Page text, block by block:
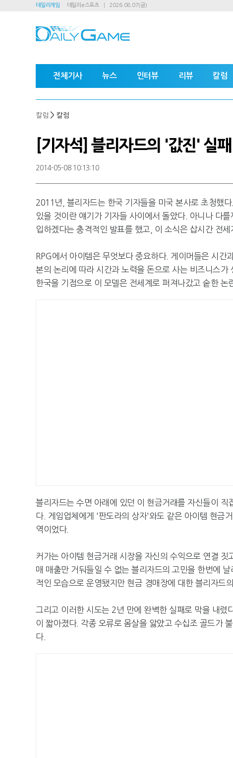
데일리게임 데일리e스포츠 2026.08.07(금)
전체기사 뉴스 인터뷰 리뷰 칼럼
칼럼 > 칼럼
[기자석] 블리자드의 '값진' 실패
2014-05-08 10:13:10
2011년, 블리자드는 한국 기자들을 미국 본사로 초청했
있을 것이란 얘기가 기자들 사이에서 돌았다. 아니나 다
입하겠다는 충격적인 발표를 했고, 이 소식은 삽시간 전
RPG에서 아이템은 무엇보다 중요하다. 게이머들은 시
본의 논리에 따라 시간과 노력을 돈으로 사는 비즈니스
한국을 기점으로 이 모델은 전세계로 퍼져나갔고 숱한 논
블리자드는 수면 아래에 있던 이 현금거래를 자신들이
다. 게임업체에게 '판도라의 상자'와도 같은 아이템 현금
역이었다.
커가는 아이템 현금거래 시장을 자신의 수익으로 연결
매 매출만 거둬들일 수 없는 블리자드의 고민을 한번에
적인 모습으로 운영됐지만 현금 경매장에 대한 블리자드
그리고 이러한 시도는 2년 만에 완벽한 실패로 막을 내
이 짧아졌다. 각종 오류로 몸살을 앓았고 수십조 골드가
다.